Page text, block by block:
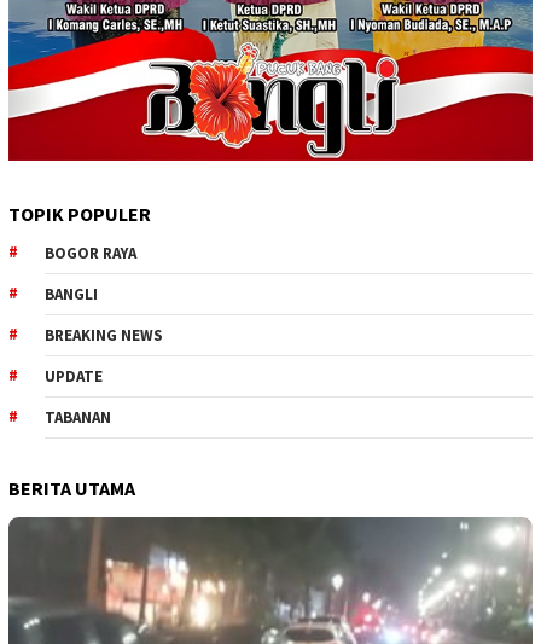
TOPIK POPULER
BOGOR RAYA
BANGLI
BREAKING NEWS
UPDATE
TABANAN
BERITA UTAMA